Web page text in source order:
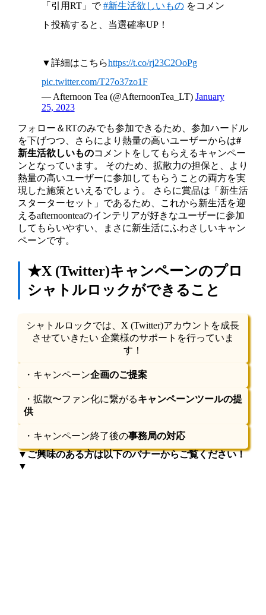
「引用RT」で#新生活欲しいものをコメン
ト投稿すると、当選確率UP！
▼詳細はこちらhttps://t.co/rj23C2OoPg
pic.twitter.com/T27o37zo1F
— Afternoon Tea (@AfternoonTea_LT) January
25, 2023
フォロー＆RTのみでも参加できるため、参加ハードル
を下げつつ、さらにより熱量の高いユーザーからは#
新生活欲しいものコメントをしてもらえるキャンペー
ンとなっています。 そのため、拡散力の担保と、より
熱量の高いユーザーに参加してもらうことの両方を実
現した施策といえるでしょう。 さらに賞品は「新生活
スターターセット」であるため、これから新生活を迎
えるafternoonteaのインテリアが好きなユーザーに参加
してもらいやすい、まさに新生活にふわさしいキャン
ペーンです。
★X (Twitter)キャンペーンのプロ
シャトルロックができること
シャトルロックでは、X (Twitter)アカウントを成長
させていきたい 企業様のサポートを行っていま
す！
・キャンペーン企画のご提案
・拡散〜ファン化に繋がるキャンペーンツールの提
供
・キャンペーン終了後の事務局の対応
▼ご興味のある方は以下のバナーからご覧ください！
▼